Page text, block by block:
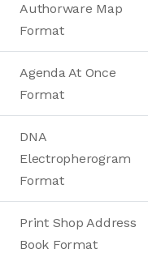
Authorware Map
Format
Agenda At Once
Format
DNA
Electropherogram
Format
Print Shop Address
Book Format